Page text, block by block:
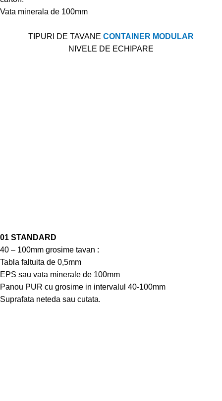
Vata minerala de 100mm
TIPURI DE TAVANE CONTAINER MODULAR
NIVELE DE ECHIPARE
01 STANDARD
40 – 100mm grosime tavan :
Tabla faltuita de 0,5mm
EPS sau vata minerale de 100mm
Panou PUR cu grosime in intervalul 40-100mm
Suprafata neteda sau cutata.